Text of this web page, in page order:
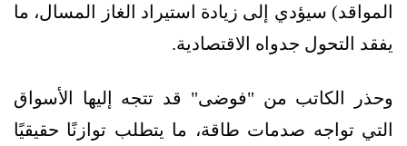
المواقد) سيؤدي إلى زيادة استيراد الغاز المسال، ما
يفقد التحول جدواه الاقتصادية.
وحذر الكاتب من "فوضى" قد تتجه إليها الأسواق
التي تواجه صدمات طاقة، ما يتطلب توازنًا حقيقيًا